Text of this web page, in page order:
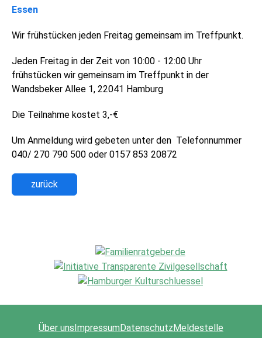
Essen
Wir frühstücken jeden Freitag gemeinsam im Treffpunkt.
Jeden Freitag in der Zeit von 10:00 - 12:00 Uhr
frühstücken wir gemeinsam im Treffpunkt in der
Wandsbeker Allee 1, 22041 Hamburg
Die Teilnahme kostet 3,-€
Um Anmeldung wird gebeten unter den Telefonnummer
040/ 270 790 500 oder 0157 853 20872
zurück
Über unsImpressumDatenschutzMeldestelle